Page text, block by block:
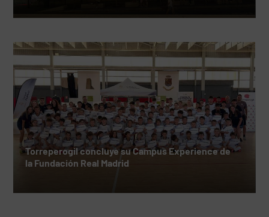
Torreperogil concluye su Campus Experience de
la Fundación Real Madrid